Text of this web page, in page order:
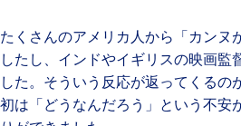
くさんのアメリカ人から「カンヌ
たし、インドやイギリスの映画
た。そういう反応が返ってくるの
は「どうなんだろう」という不